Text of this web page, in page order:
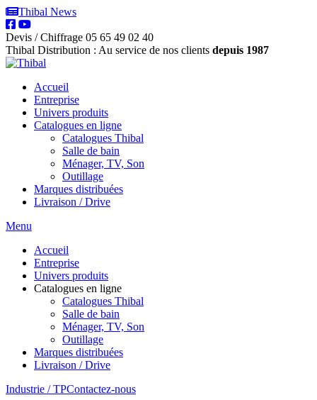
Thibal News
Devis / Chiffrage 05 65 49 02 40
Thibal Distribution : Au service de nos clients depuis 1987
Accueil
Entreprise
Univers produits
Catalogues en ligne
Catalogues Thibal
Salle de bain
Ménager, TV, Son
Outillage
Marques distribuées
Livraison / Drive
Menu
Accueil
Entreprise
Univers produits
Catalogues en ligne
Catalogues Thibal
Salle de bain
Ménager, TV, Son
Outillage
Marques distribuées
Livraison / Drive
Industrie / TPContactez-nous